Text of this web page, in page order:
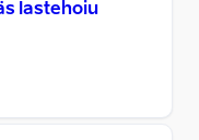
lastehoiu